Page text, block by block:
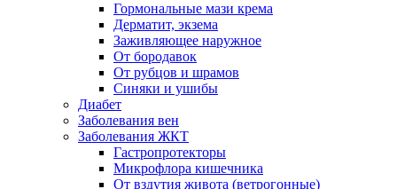
Гормональные мази крема
Дерматит, экзема
Заживляющее наружное
От бородавок
От рубцов и шрамов
Синяки и ушибы
Диабет
Заболевания вен
Заболевания ЖКТ
Гастропротекторы
Микрофлора кишечника
От вздутия живота (ветрогонные)